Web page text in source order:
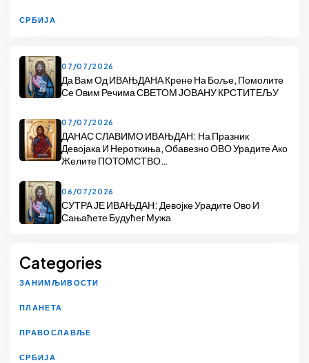
СРБИЈА
07/07/2026
Да Вам Од ИВАЊДАНА Крене На Боље, Помолите
Се Овим Речима СВЕТОМ ЈОВАНУ КРСТИТЕЉУ
07/07/2026
ДАНАС СЛАВИМО ИВАЊДАН: На Празник
Девојака И Нероткиња, Обавезно ОВО Урадите Ако
Желите ПОТОМСТВО…
06/07/2026
СУТРА ЈЕ ИВАЊДАН: Девојке Урадите Ово И
Сањаћете Будућег Мужа
Categories
ЗАНИМЉИВОСТИ
ПЛАНЕТА
ПРАВОСЛАВЉЕ
СРБИЈА